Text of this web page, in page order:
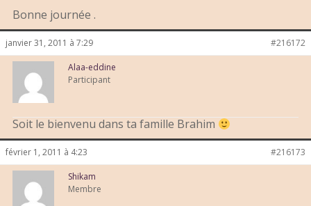
Bonne journée .
janvier 31, 2011 à 7:29 #216172
Alaa-eddine
Participant
Soit le bienvenu dans ta famille Brahim
février 1, 2011 à 4:23 #216173
Shikam
Membre